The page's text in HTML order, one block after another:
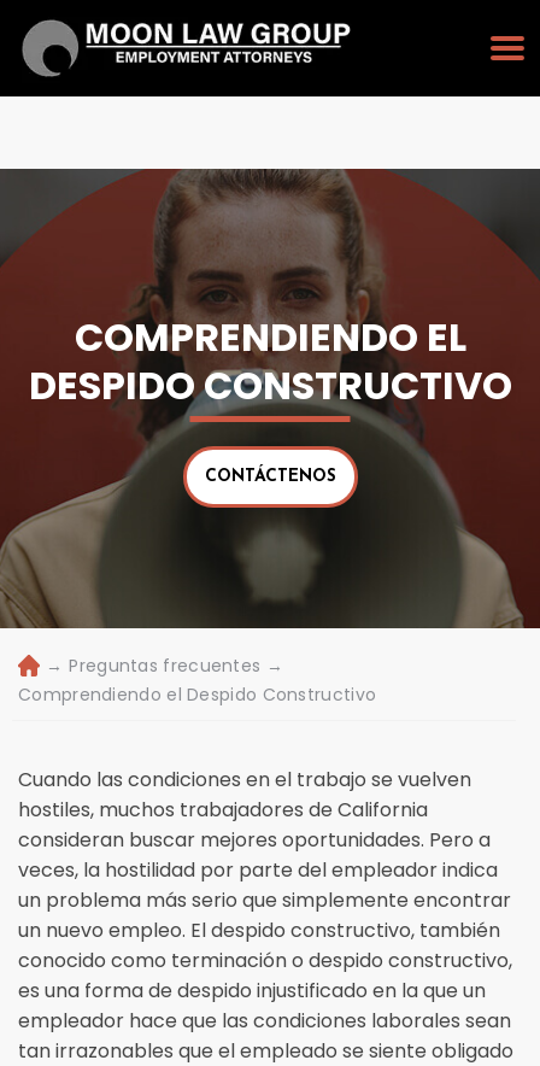
PULSE PARA LLAMAR
213-232-3128
COMPRENDIENDO EL
DESPIDO CONSTRUCTIVO
CONTÁCTENOS
Ini
ci
→ Preguntas frecuentes →
Comprendiendo el Despido Constructivo
Cuando las condiciones en el trabajo se vuelven
hostiles, muchos trabajadores de California
consideran buscar mejores oportunidades. Pero a
veces, la hostilidad por parte del empleador indica
un problema más serio que simplemente encontrar
un nuevo empleo. El despido constructivo, también
conocido como terminación o despido constructivo,
es una forma de despido injustificado en la que un
empleador hace que las condiciones laborales sean
tan irrazonables que el empleado se siente obligado